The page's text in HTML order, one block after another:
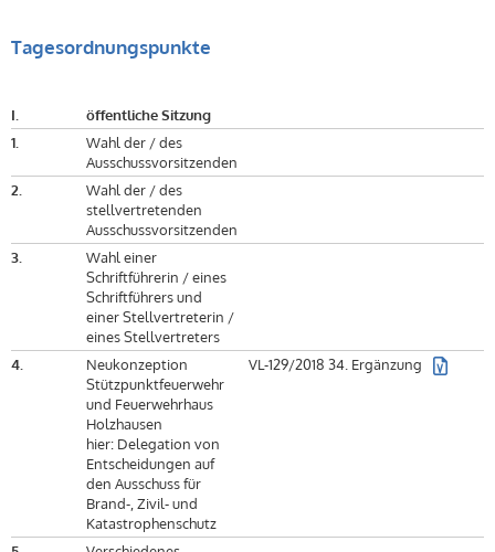
Tagesordnungspunkte
I.
öffentliche Sitzung
1.
Wahl der / des
Ausschussvorsitzenden
2.
Wahl der / des
stellvertretenden
Ausschussvorsitzenden
3.
Wahl einer
Schriftführerin / eines
Schriftführers und
einer Stellvertreterin /
eines Stellvertreters
4.
Neukonzeption
Stützpunktfeuerwehr
und Feuerwehrhaus
Holzhausen
hier: Delegation von
Entscheidungen auf
den Ausschuss für
Brand-, Zivil- und
Katastrophenschutz
VL-129/2018 34. Ergänzung